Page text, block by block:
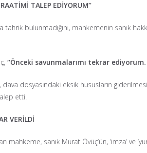
TALEP EDİYORUM”
bulunmadığını, mahkemenin sanık
“Önceki savunmalarımı tekrar
dava dosyasındaki eksik hususların
etti.
VERİLDİ
mahkeme, sanık Murat Övüç’ün, ‘imza’ ve